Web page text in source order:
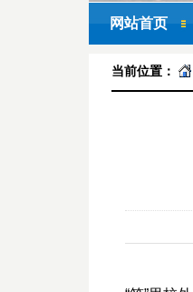
网站首页
当前位置：